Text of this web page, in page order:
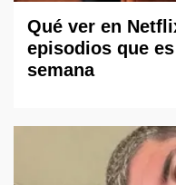
Qué ver en
episodios que
semana